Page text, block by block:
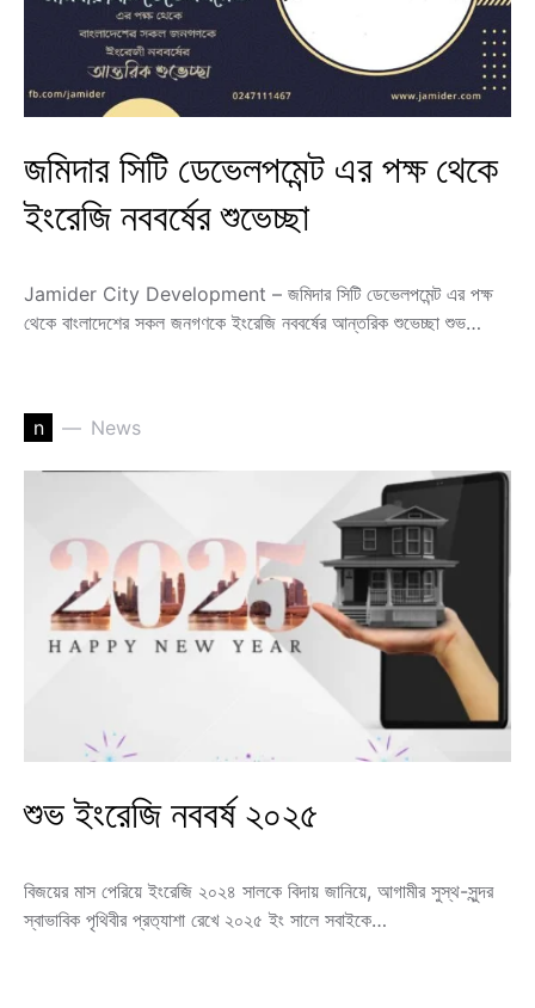
জমিদার সিটি ডেভেলপমেন্ট এর পক্ষ থেকে
ইংরেজি নববর্ষের শুভেচ্ছা
Jamider City Development – জমিদার সিটি ডেভেলপমেন্ট এর পক্ষ
থেকে বাংলাদেশের সকল জনগণকে ইংরেজি নববর্ষের আন্তরিক শুভেচ্ছা শুভ…
n News
শুভ ইংরেজি নববর্ষ ২০২৫
বিজয়ের মাস পেরিয়ে ইংরেজি ২০২৪ সালকে বিদায় জানিয়ে, আগামীর সুস্থ-সুন্দর
স্বাভাবিক পৃথিবীর প্রত‍্যাশা রেখে ২০২৫ ইং সালে সবাইকে…